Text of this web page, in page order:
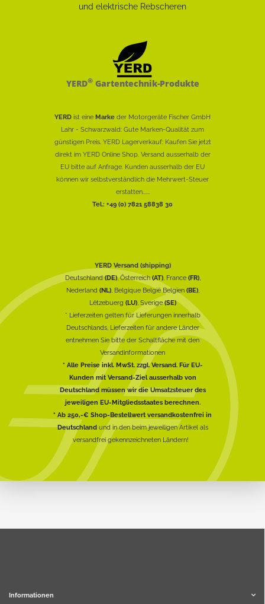
YERD®Gartentechnik-Produkte
YERD ist eine Marke der Motorgeräte Fischer GmbH
Lahr - Schwarzwald: Gute Marken-Qualität zum
günstigen Preis. YERD Lagerverkauf: Kaufen Sie jetzt
direkt im YERD Online Shop. Versand ausserhalb der
EU bitte auf Anfrage. Kunden ausserhalb der EU
können wir selbstverständlich die Mehrwert-Steuer
erstatten......
Tel.: +49 (0) 7821 58838 30
YERD Versand (shipping)
Deutschland(DE), Österreich(AT), France (FR),
Nederland (NL), Belgique België Belgien (BE),
Lëtzebuerg (LU), Sverige(SE)
* Lieferzeiten gelten für Lieferungen innerhalb
Deutschlands, Lieferzeiten für andere Länder
entnehmen Sie bitte der Schaltfläche mit den
Versandinformationen
* Alle Preise inkl. MwSt. zzgl. Versand. Für EU-
Kunden mit Versand-Ziel ausserhalb von
Deutschland müssen wir die Umsatzsteuer des
jeweiligen EU-Mitgliedsstaates berechnen.
* Ab 250,-€ Shop-Bestellwert versandkostenfrei in
Deutschlandund in den beim jeweiligen Artikel als
versandfrei gekennzeichneten Ländern!
Informationen